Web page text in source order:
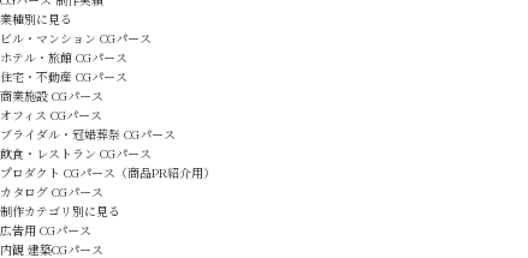
業種別に見る
ビル・マンション CGパース
ホテル・旅館 CGパース
住宅・不動産 CGパース
商業施設 CGパース
オフィス CGパース
ブライダル・冠婚葬祭 CGパース
飲食・レストラン CGパース
プロダクト CGパース（商品PR紹介用）
カタログ CGパース
制作カテゴリ別に見る
広告用 CGパース
内観 建築CGパース